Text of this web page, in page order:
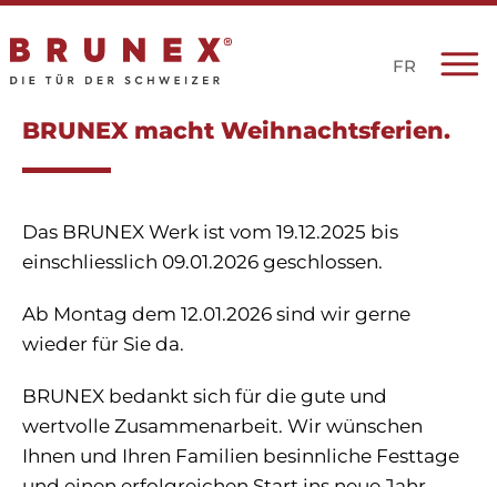
FR
BRUNEX macht Weihnachtsferien.
Das BRUNEX Werk ist vom 19.12.2025 bis
einschliesslich 09.01.2026 geschlossen.
Ab Montag dem 12.01.2026 sind wir gerne
wieder für Sie da.
BRUNEX bedankt sich für die gute und
wertvolle Zusammenarbeit. Wir wünschen
Ihnen und Ihren Familien besinnliche Festtage